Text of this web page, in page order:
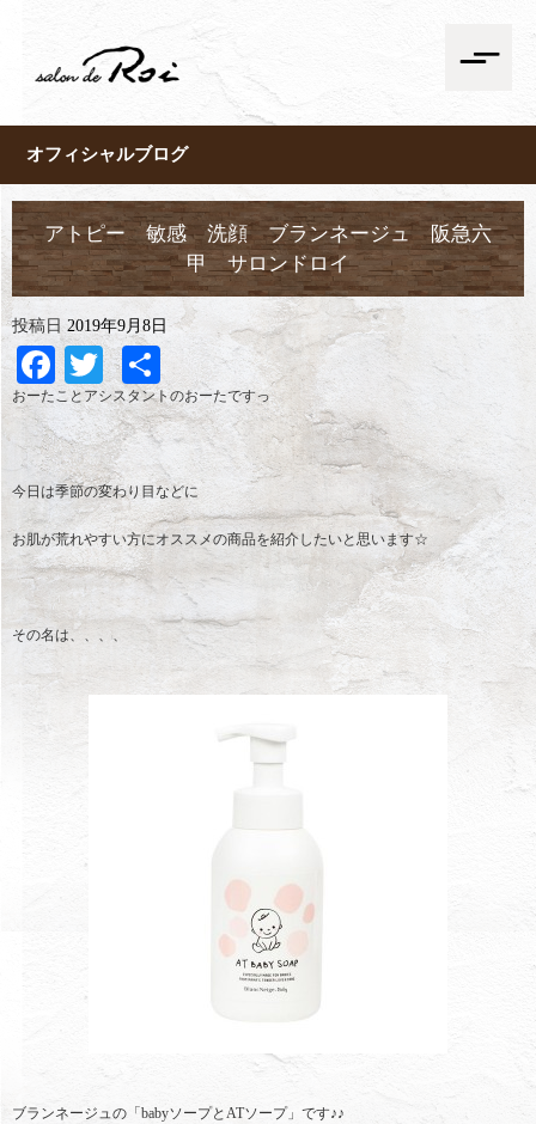
オフィシャルブログ
アトピー 敏感 洗顔 ブランネージュ 阪急六
甲 サロンドロイ
投稿日 2019年9月8日
Facebook
Twitter
共
有
おーたことアシスタントのおーたですっ
今日は季節の変わり目などに
お肌が荒れやすい方にオススメの商品を紹介したいと思います☆
その名は、、、、
ブランネージュの「babyソープとATソープ」です♪♪